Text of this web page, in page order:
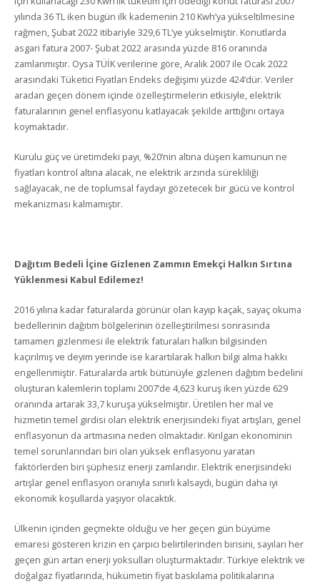
yılında 36 TL iken bugün ilk kademenin 210 Kwh’ya yükseltilmesine
rağmen, Şubat 2022 itibariyle 329,6 TL’ye yükselmiştir. Konutlarda
asgari fatura 2007- Şubat 2022 arasında yüzde 816 oranında
zamlanmıştır. Oysa TÜİK verilerine göre, Aralık 2007 ile Ocak 2022
arasındaki Tüketici Fiyatları Endeks değişimi yüzde 424’dür. Veriler
aradan geçen dönem içinde özelleştirmelerin etkisiyle, elektrik
faturalarının genel enflasyonu katlayacak şekilde arttığını ortaya
koymaktadır.
Kurulu güç ve üretimdeki payı, %20’nin altına düşen kamunun ne
fiyatları kontrol altına alacak, ne elektrik arzında sürekliliği
sağlayacak, ne de toplumsal faydayı gözetecek bir gücü ve kontrol
mekanizması kalmamıştır.
Dağıtım Bedeli İçine Gizlenen Zammın Emekçi Halkın Sırtına
Yüklenmesi Kabul Edilemez!
2016 yılına kadar faturalarda görünür olan kayıp kaçak, sayaç okuma
bedellerinin dağıtım bölgelerinin özelleştirilmesi sonrasında
tamamen gizlenmesi ile elektrik faturaları halkın bilgisinden
kaçırılmış ve deyim yerinde ise karartılarak halkın bilgi alma hakkı
engellenmiştir. Faturalarda artık bütünüyle gizlenen dağıtım bedelini
oluşturan kalemlerin toplamı 2007’de 4,623 kuruş iken yüzde 629
oranında artarak 33,7 kuruşa yükselmiştir. Üretilen her mal ve
hizmetin temel girdisi olan elektrik enerjisindeki fiyat artışları, genel
enflasyonun da artmasına neden olmaktadır. Kırılgan ekonominin
temel sorunlarından biri olan yüksek enflasyonu yaratan
faktörlerden biri şüphesiz enerji zamlarıdır. Elektrik enerjisindeki
artışlar genel enflasyon oranıyla sınırlı kalsaydı, bugün daha iyi
ekonomik koşullarda yaşıyor olacaktık.
Ülkenin içinden geçmekte olduğu ve her geçen gün büyüme
emaresi gösteren krizin en çarpıcı belirtilerinden birisini, sayıları her
geçen gün artan enerji yoksulları oluşturmaktadır. Türkiye elektrik ve
doğalgaz fiyatlarında, hükümetin fiyat baskılama politikalarına